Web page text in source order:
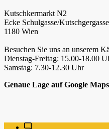
Kutschkermarkt N2
Ecke Schulgasse/
1180 Wien
Besuchen Sie uns an unserem
Dienstag-Freitag: 15.00-18.00
Samstag: 7.30-12.30 Uhr
Genaue Lage auf Google Maps